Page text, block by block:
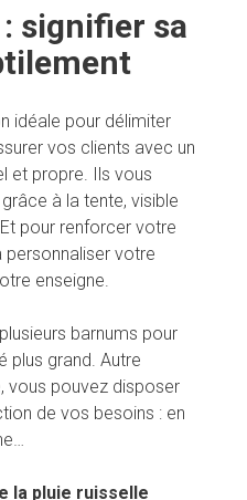
signifier sa
idéale pour délimiter
vos clients avec un
et propre. Ils vous
à la tente, visible
pour renforcer votre
votre
enseigne.
barnums pour
plus grand. Autre
vous pouvez disposer
de vos besoins : en
la pluie ruisselle